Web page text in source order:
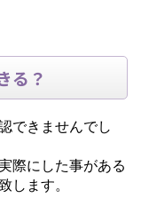
る？
できませんでし
際にした事がある
します。